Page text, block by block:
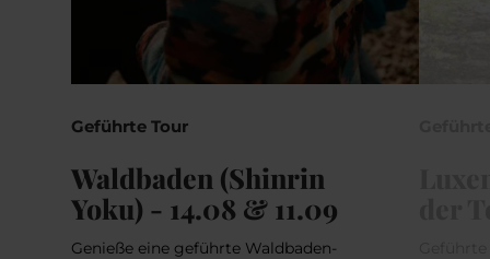
Geführte Tour
Waldbaden (Shinrin
Yoku) - 14.08 & 11.09
Genieße eine geführte Waldbaden-